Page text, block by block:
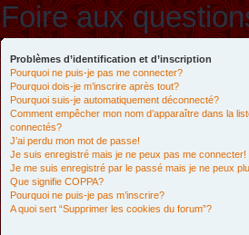
Foire aux
Problèmes d’identification et d’inscription
Pourquoi ne puis-je pas me connecter?
Pourquoi dois-je m’inscrire après tout?
Pourquoi suis-je automatiquement déconnecté?
Comment empêcher mon nom d’apparaître dans la
connectés?
J’ai perdu mon mot de passe!
Je suis enregistré mais je ne peux pas me connecter!
Je me suis enregistré par le passé mais je ne peux
Que signifie COPPA?
Pourquoi ne puis-je pas m’inscrire?
A quoi sert “Supprimer les cookies du forum”?